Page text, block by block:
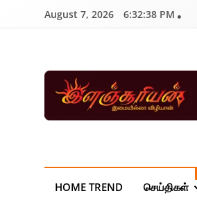
August 7, 2026 6:32:38 PM
| Sports
HOME TREND செய்திகள்